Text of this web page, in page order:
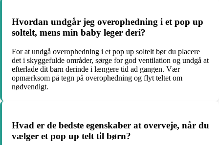
Hvordan undgår jeg overophedning i et pop up
soltelt, mens min baby leger deri?
For at undgå overophedning i et pop up soltelt bør du placere
det i skyggefulde områder, sørge for god ventilation og undgå at
efterlade dit barn derinde i længere tid ad gangen. Vær
opmærksom på tegn på overophedning og flyt teltet om
nødvendigt.
Hvad er de bedste egenskaber at overveje, når du
vælger et pop up telt til børn?